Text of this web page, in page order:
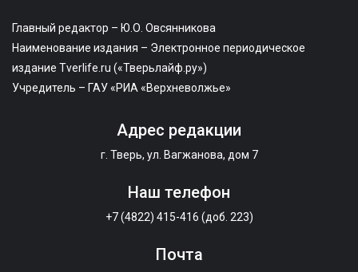
Главный редактор – Ю.О. Овсянникова
Наименование издания – Электронное периодическое
издание Tverlife.ru («Тверьлайф.ру»)
Учредитель – ГАУ «РИА «Верхневолжье»
Адрес редакции
г. Тверь, ул. Вагжанова, дом 7
Наш телефон
+7 (4822) 415-416 (доб. 223)
Почта